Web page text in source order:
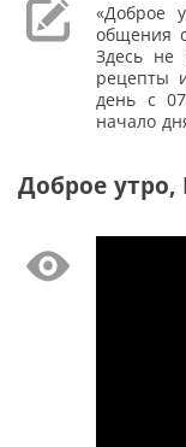
«Доброе
общения
Здесь не
рецепты
день с
начало
Доброе утро,